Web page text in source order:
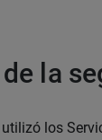
la
los